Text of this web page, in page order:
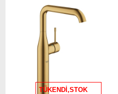
TÜKENDİ,STOK